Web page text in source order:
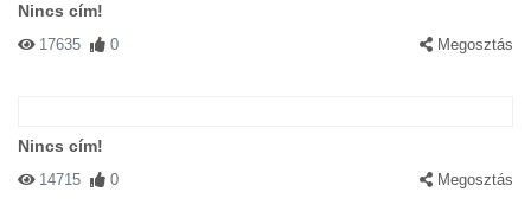
Nincs cím!
17635 0 Megosztás
Nincs cím!
14715 0 Megosztás